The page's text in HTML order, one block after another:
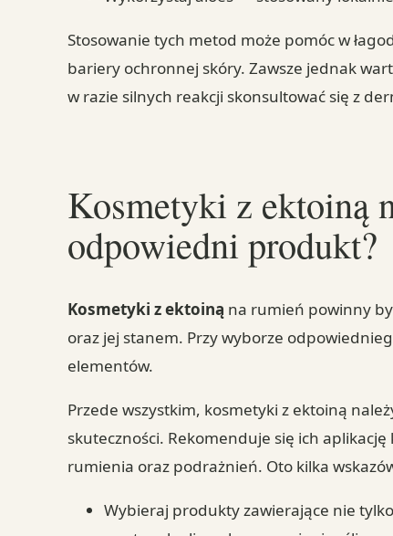
Stosowanie tych metod może pomóc w
bariery ochronnej skóry. Zawsze jednak
w razie silnych reakcji skonsultować się z
Kosmetyki z ektoiną
odpowiedni produkt?
Kosmetyki z ektoiną na rumień powinny
oraz jej stanem. Przy wyborze
elementów.
Przede wszystkim, kosmetyki z ektoiną
skuteczności. Rekomenduje się ich
rumienia oraz podrażnień. Oto kilka
Wybieraj produkty zawierające nie